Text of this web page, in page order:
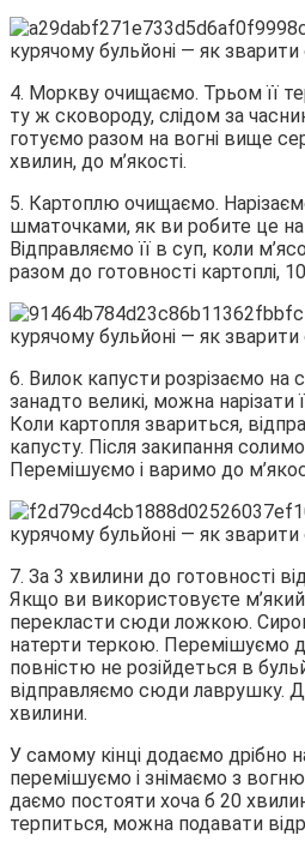
4. Моркву очищаємо. Трьом її
ту ж сковороду, слідом за
готуємо разом на вогні вище
хвилин, до м’якості.
5. Картоплю очищаємо.
шматочками, як ви робите це
Відправляємо її в суп, коли
разом до готовності картоплі,
6. Вилок капусти розрізаємо на
занадто великі, можна нарізати
Коли картопля звариться,
капусту. Після закипання
Перемішуємо і варимо до
7. За 3 хвилини до готовності
Якщо ви використовуєте
перекласти сюди ложкою. Сирок
натерти теркою. Перемішуємо
повністю не розійдеться в
відправляємо сюди лаврушку.
хвилини.
У самому кінці додаємо дрібно
перемішуємо і знімаємо з
даємо постояти хоча б 20
терпиться, можна подавати